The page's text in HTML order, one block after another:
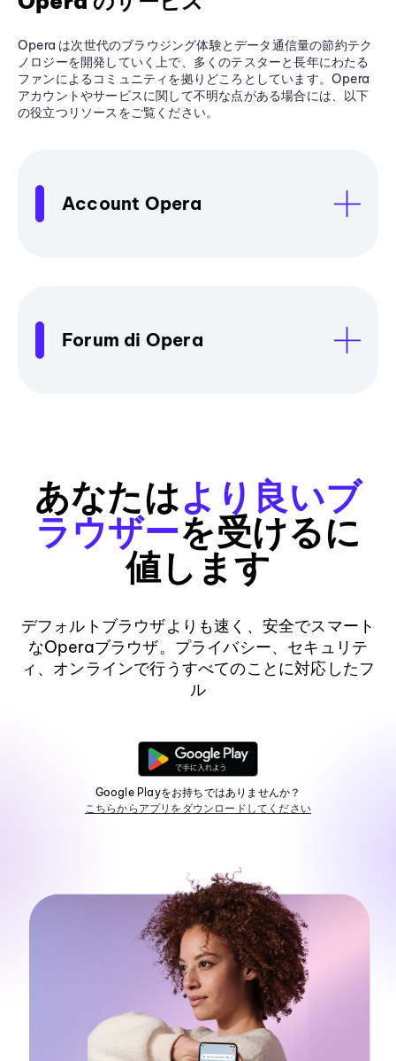
Opera は次世代のブラウジング体験とデータ通信量の節約テク
ノロジーを開発していく上で、多くのテスターと長年にわたる
ファンによるコミュニティを拠りどころとしています。Opera
アカウントやサービスに関して不明な点がある場合には、以下
の役立つリソースをご覧ください。
Account Opera
Forum di Opera
あなたはより良いブ
ラウザーを受けるに
値します
デフォルトブラウザよりも速く、安全でスマート
なOperaブラウザ。プライバシー、セキュリテ
ィ、オンラインで行うすべてのことに対応したフ
ル
Google Playをお持ちではありませんか？
こちらからアプリをダウンロードしてください